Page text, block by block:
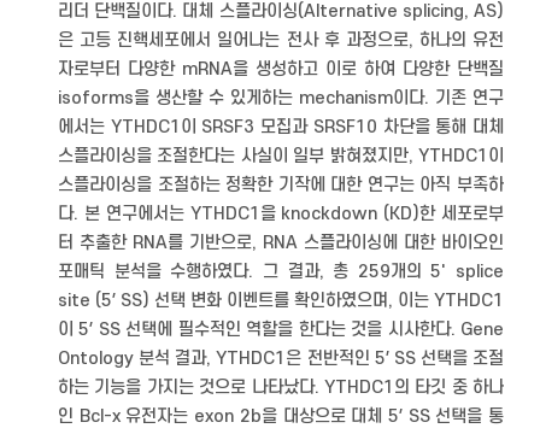
리더 단백질이다. 대체 스플라이싱(Alternative splicing, AS)
은 고등 진핵세포에서 일어나는 전사 후 과정으로, 하나의 유전
자로부터 다양한 mRNA을 생성하고 이로 하여 다양한 단백질
isoforms을 생산할 수 있게하는 mechanism이다. 기존 연구
에서는 YTHDC1이 SRSF3 모집과 SRSF10 차단을 통해 대체
스플라이싱을 조절한다는 사실이 일부 밝혀졌지만, YTHDC1이
스플라이싱을 조절하는 정확한 기작에 대한 연구는 아직 부족하
다. 본 연구에서는 YTHDC1을 knockdown (KD)한 세포로부
터 추출한 RNA를 기반으로, RNA 스플라이싱에 대한 바이오인
포매틱 분석을 수행하였다. 그 결과, 총 259개의 5' splice
site (5′ SS) 선택 변화 이벤트를 확인하였으며, 이는 YTHDC1
이 5′ SS 선택에 필수적인 역할을 한다는 것을 시사한다. Gene
Ontology 분석 결과, YTHDC1은 전반적인 5′ SS 선택을 조절
하는 기능을 가지는 것으로 나타났다. YTHDC1의 타깃 중 하나
인 Bcl-x 유전자는 exon 2b을 대상으로 대체 5′ SS 선택을 통